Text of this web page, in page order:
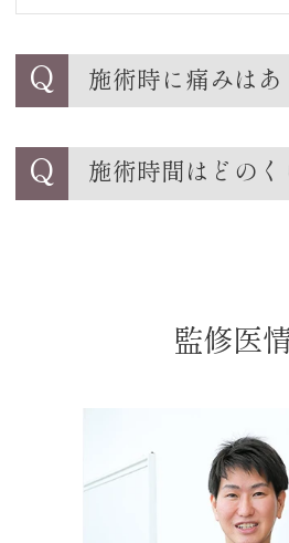
Q 施術時に痛みは
Q 施術時間はどの
監修医